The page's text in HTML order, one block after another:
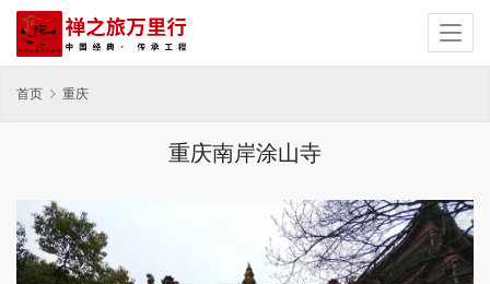
首页 重庆
重庆南岸涂山寺